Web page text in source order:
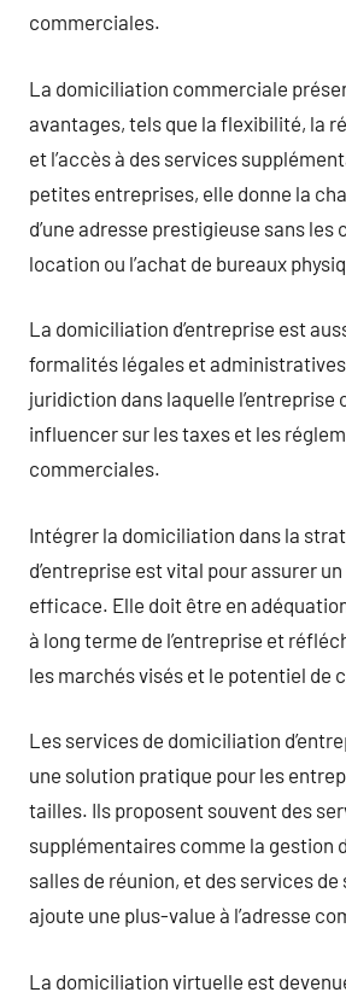
commerciales.
La domiciliation commerciale
avantages, tels que la flexibilité, la
et l’accès à des services
petites entreprises, elle donne la
d’une adresse prestigieuse sans les
location ou l’achat de bureaux
La domiciliation d’entreprise est
formalités légales et
juridiction dans laquelle l’entreprise
influencer sur les taxes et les
commerciales.
Intégrer la domiciliation dans la
d’entreprise est vital pour assurer
efficace. Elle doit être en
à long terme de l’entreprise et
les marchés visés et le potentiel de
Les services de domiciliation
une solution pratique pour les
tailles. Ils proposent souvent des
supplémentaires comme la gestion
salles de réunion, et des services
ajoute une plus-value à l’adresse
La domiciliation virtuelle est